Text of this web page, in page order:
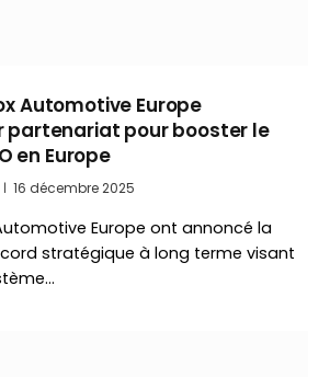
Automotive Europe
partenariat pour booster le
en Europe
16 décembre 2025
Europe ont annoncé la
stratégique à long terme visant